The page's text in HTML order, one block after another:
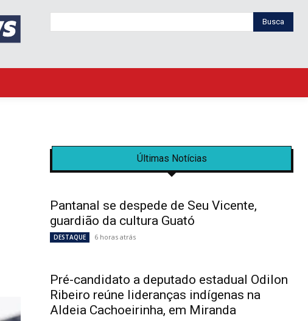
Busca
Últimas Notícias
Pantanal se despede de Seu Vicente,
guardião da cultura Guató
DESTAQUE 6 horas atrás
Pré-candidato a deputado estadual Odilon
Ribeiro reúne lideranças indígenas na
Aldeia Cachoeirinha, em Miranda